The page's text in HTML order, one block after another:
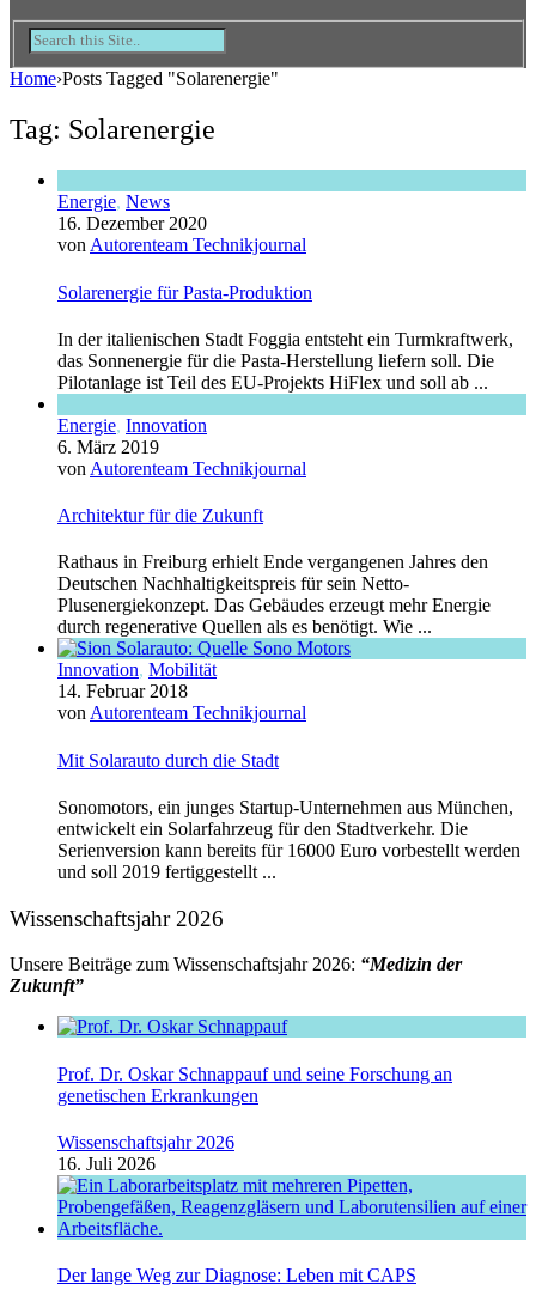
Home›Posts Tagged "Solarenergie"
Tag: Solarenergie
Energie, News
16. Dezember 2020
von Autorenteam Technikjournal
Solarenergie für Pasta-Produktion
In der italienischen Stadt Foggia entsteht ein Turmkraftwerk,
das Sonnenergie für die Pasta-Herstellung liefern soll. Die
Pilotanlage ist Teil des EU-Projekts HiFlex und soll ab ...
Energie, Innovation
6. März 2019
von Autorenteam Technikjournal
Architektur für die Zukunft
Rathaus in Freiburg erhielt Ende vergangenen Jahres den
Deutschen Nachhaltigkeitspreis für sein Netto-
Plusenergiekonzept. Das Gebäudes erzeugt mehr Energie
durch regenerative Quellen als es benötigt. Wie ...
Innovation, Mobilität
14. Februar 2018
von Autorenteam Technikjournal
Mit Solarauto durch die Stadt
Sonomotors, ein junges Startup-Unternehmen aus München,
entwickelt ein Solarfahrzeug für den Stadtverkehr. Die
Serienversion kann bereits für 16000 Euro vorbestellt werden
und soll 2019 fertiggestellt ...
Wissenschaftsjahr 2026
Unsere Beiträge zum Wissenschaftsjahr 2026: “Medizin der
Zukunft”
Prof. Dr. Oskar Schnappauf und seine Forschung an
genetischen Erkrankungen
Wissenschaftsjahr 2026
16. Juli 2026
Der lange Weg zur Diagnose: Leben mit CAPS